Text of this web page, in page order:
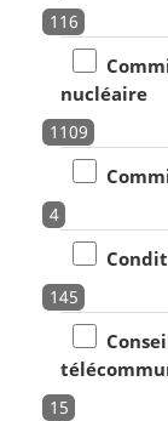
116
nucléaire
1109
4
145
15